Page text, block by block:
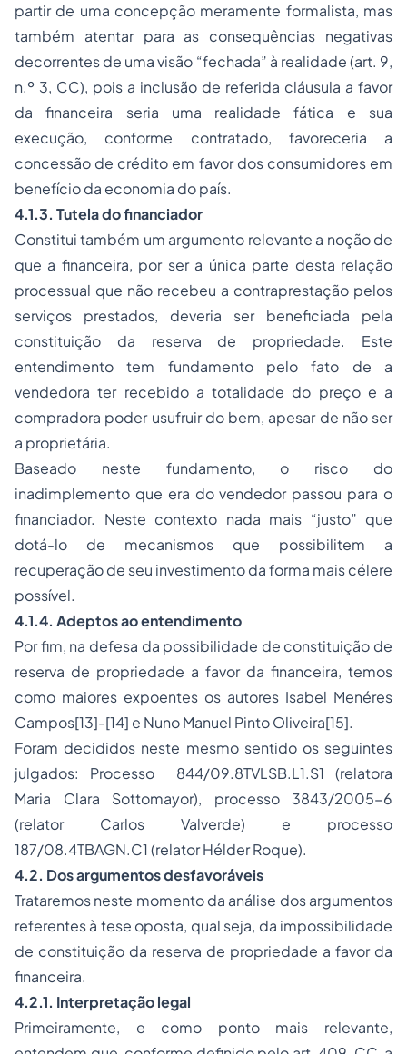
partir de uma concepção meramente formalista, mas
também atentar para as consequências negativas
decorrentes de uma visão “fechada” à realidade (art. 9,
n.º 3, CC), pois a inclusão de referida cláusula a favor
da financeira seria uma realidade fática e sua
execução, conforme contratado, favoreceria a
concessão de crédito em favor dos consumidores em
benefício da economia do país.
4.1.3. Tutela do financiador
Constitui também um argumento relevante a noção de
que a financeira, por ser a única parte desta relação
processual que não recebeu a contraprestação pelos
serviços prestados, deveria ser beneficiada pela
constituição da reserva de propriedade. Este
entendimento tem fundamento pelo fato de a
vendedora ter recebido a totalidade do preço e a
compradora poder usufruir do bem, apesar de não ser
a proprietária.
Baseado neste fundamento, o risco do
inadimplemento que era do vendedor passou para o
financiador. Neste contexto nada mais “justo” que
dotá-lo de mecanismos que possibilitem a
recuperação de seu investimento da forma mais célere
possível.
4.1.4. Adeptos ao entendimento
Por fim, na defesa da possibilidade de constituição de
reserva de propriedade a favor da financeira, temos
como maiores expoentes os autores Isabel Menéres
Campos[13]-[14] e Nuno Manuel Pinto Oliveira[15].
Foram decididos neste mesmo sentido os seguintes
julgados: Processo 844/09.8TVLSB.L1.S1 (relatora
Maria Clara Sottomayor), processo 3843/2005-6
(relator Carlos Valverde) e processo
187/08.4TBAGN.C1 (relator Hélder Roque).
4.2. Dos argumentos desfavoráveis
Trataremos neste momento da análise dos argumentos
referentes à tese oposta, qual seja, da impossibilidade
de constituição da reserva de propriedade a favor da
financeira.
4.2.1. Interpretação legal
Primeiramente, e como ponto mais relevante,